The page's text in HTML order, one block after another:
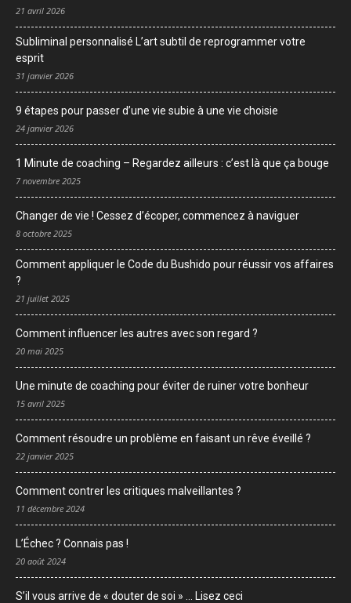
21 avril 2026
Subliminal personnalisé L’art subtil de reprogrammer votre
esprit
31 janvier 2026
9 étapes pour passer d’une vie subie à une vie choisie
24 janvier 2026
1 Minute de coaching – Regardez ailleurs : c’est là que ça bouge
7 novembre 2025
Changer de vie ! Cessez d’écoper, commencez à naviguer
8 octobre 2025
Comment appliquer le Code du Bushido pour réussir vos affaires
?
21 juillet 2025
Comment influencer les autres avec son regard ?
20 mai 2025
Une minute de coaching pour éviter de ruiner votre bonheur
15 avril 2025
Comment résoudre un problème en faisant un rêve éveillé ?
22 janvier 2025
Comment contrer les critiques malveillantes ?
11 décembre 2024
L’Échec ? Connais pas !
20 août 2024
S’il vous arrive de « douter de soi » … Lisez ceci